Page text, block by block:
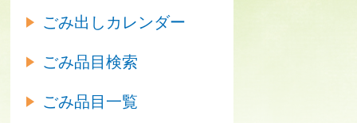
ごみ出しカレンダー
ごみ品目検索
ごみ品目一覧